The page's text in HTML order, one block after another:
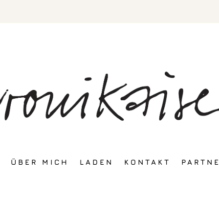
ÜBER MICH LADEN KONTAKT